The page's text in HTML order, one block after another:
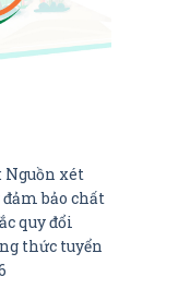
Nguồn xét
đảm bảo chất
quy đổi
thức tuyển